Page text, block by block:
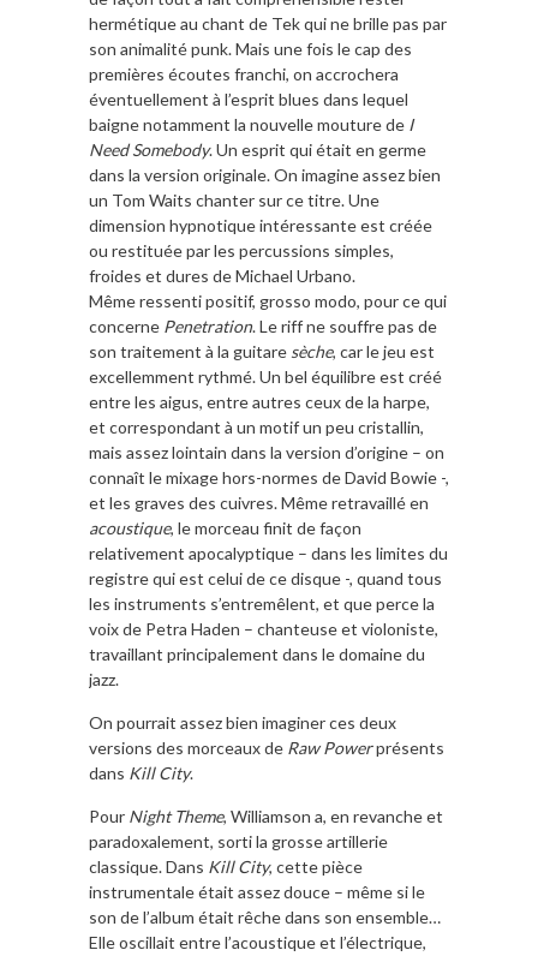
hermétique au chant de Tek qui ne brille pas par
son animalité punk. Mais une fois le cap des
premières écoutes franchi, on accrochera
éventuellement à l’esprit blues dans lequel
baigne notamment la nouvelle mouture de I
Need Somebody. Un esprit qui était en germe
dans la version originale. On imagine assez bien
un Tom Waits chanter sur ce titre. Une
dimension hypnotique intéressante est créée
ou restituée par les percussions simples,
froides et dures de Michael Urbano.
Même ressenti positif, grosso modo, pour ce qui
concerne Penetration. Le riff ne souffre pas de
son traitement à la guitare sèche, car le jeu est
excellemment rythmé. Un bel équilibre est créé
entre les aigus, entre autres ceux de la harpe,
et correspondant à un motif un peu cristallin,
mais assez lointain dans la version d’origine – on
connaît le mixage hors-normes de David Bowie -,
et les graves des cuivres. Même retravaillé en
acoustique, le morceau finit de façon
relativement apocalyptique – dans les limites du
registre qui est celui de ce disque -, quand tous
les instruments s’entremêlent, et que perce la
voix de Petra Haden – chanteuse et violoniste,
travaillant principalement dans le domaine du
jazz.
On pourrait assez bien imaginer ces deux
versions des morceaux de Raw Powerprésents
dans Kill City.
Pour Night Theme, Williamson a, en revanche et
paradoxalement, sorti la grosse artillerie
classique. Dans Kill City, cette pièce
instrumentale était assez douce – même si le
son de l’album était rêche dans son ensemble…
Elle oscillait entre l’acoustique et l’électrique,